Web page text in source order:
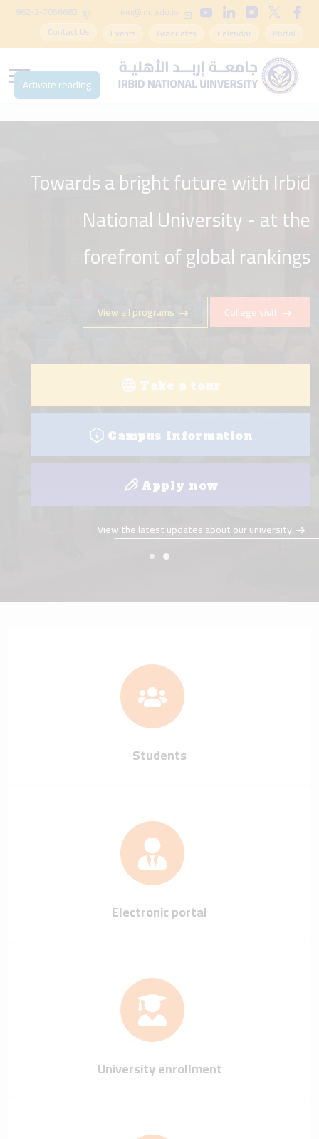
inu@inu.edu.jo
962-2-7056682
Portal
Calendar
Graduates
Events
Contact Us
Towards a bright future with Irbid
National University - at the
forefront of global rankings
College visit
View all programs
Take a tour
Campus Information
Apply now
View the latest updates about our university.
With Irbid National University -
Start your academic career in an
environment that stimulates
creativity
View the latest updates about our university.
Students
Electronic portal
University enrollment
Activate reading